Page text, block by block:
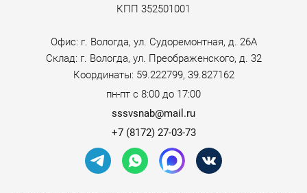
КПП 352501001
Офис: г. Вологда, ул. Судоремонтная, д. 26А
Склад: г. Вологда, ул. Преображенского, д. 32
Координаты: 59.222799, 39.827162
пн-пт с 8:00 до 17:00
sssvsnab@mail.ru
+7 (8172) 27-03-73